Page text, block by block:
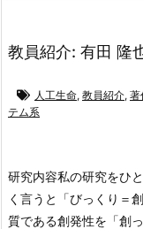
教員紹介: 有田 隆
人工生命, 教員紹介, 著
テム系
研究内容私の研究をひ
く言うと「びっくり＝
質である創発性を「創